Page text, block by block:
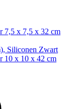
x 7,5 x 32 cm
Siliconen Zwart
10 x 10 x 42 cm